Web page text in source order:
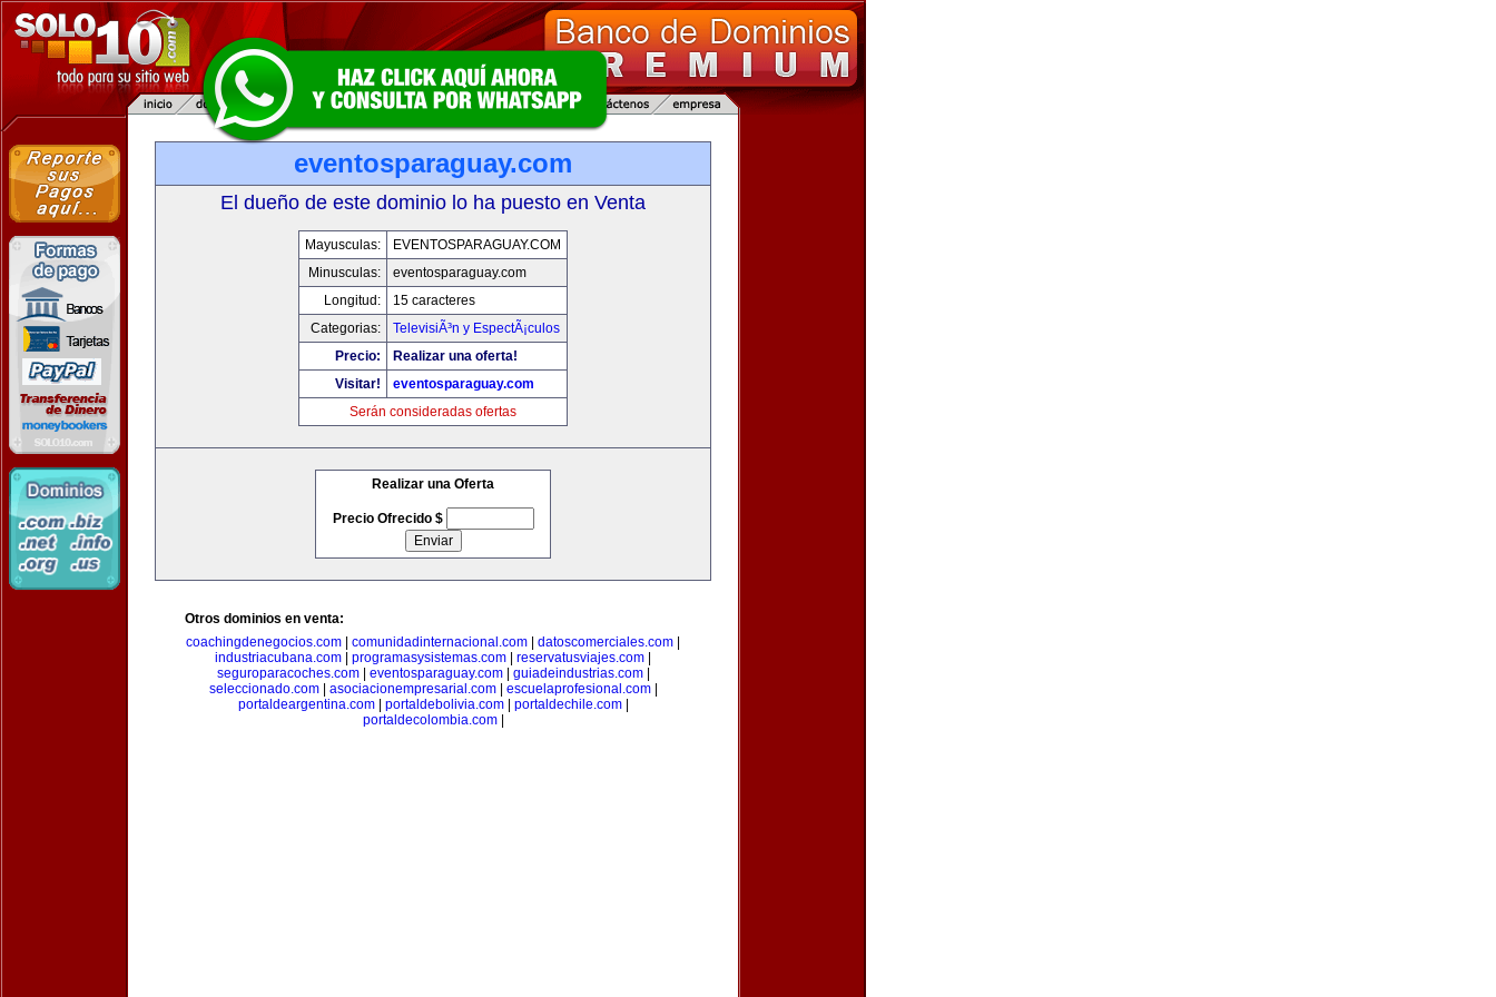
eventosparaguay.com
El dueño de este dominio lo ha puesto en Venta
Mayusculas:
EVENTOSPARAGUAY.COM
Minusculas:
eventosparaguay.com
Longitud:
15 caracteres
Categorias:
TelevisiÃ³n y EspectÃ¡culos
Precio:
Realizar una oferta!
Visitar!
eventosparaguay.com
Serán consideradas ofertas
Realizar una Oferta
Precio Ofrecido $
Otros dominios en venta:
coachingdenegocios.com
comunidadinternacional.com datoscomerciales.com
industriacubana.com
programasysistemas.com reservatusviajes.com
seguroparacoches.com| eventosparaguay.com| guiadeindustrias.com|
seleccionado.com| asociacionempresarial.com| escuelaprofesional.com|
portaldeargentina.com| portaldebolivia.com| portaldechile.com|
portaldecolombia.com|